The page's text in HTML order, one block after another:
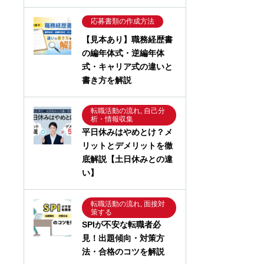
応募書類の作成方法
【見本あり】職務経歴書
の編年体式・逆編年体
式・キャリア式の違いと
書き方を解説
転職活動の流れ, 自己分
析・情報収集
平日休みはやめとけ？メ
リットとデメリットを徹
底解説【土日休みとの違
い】
転職活動の流れ, 面接対
策する
SPIが不安な転職者必
見！出題傾向・対策方
法・合格のコツを解説